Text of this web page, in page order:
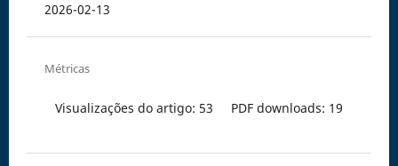
2026-02-13
Métricas
Visualizações do artigo: 53 PDF downloads: 19